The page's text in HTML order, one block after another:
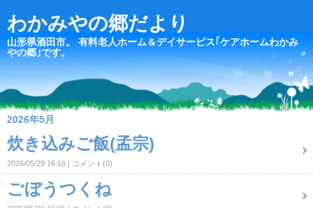
わかみやの郷だより
山形県酒田市。 有料老人ホーム＆デイサービス｢ケアホームわかみ
やの郷｣です。
2026年5月
炊き込みご飯(孟宗)
2026/05/29 16:18 コメント(0)
ごぼうつくね